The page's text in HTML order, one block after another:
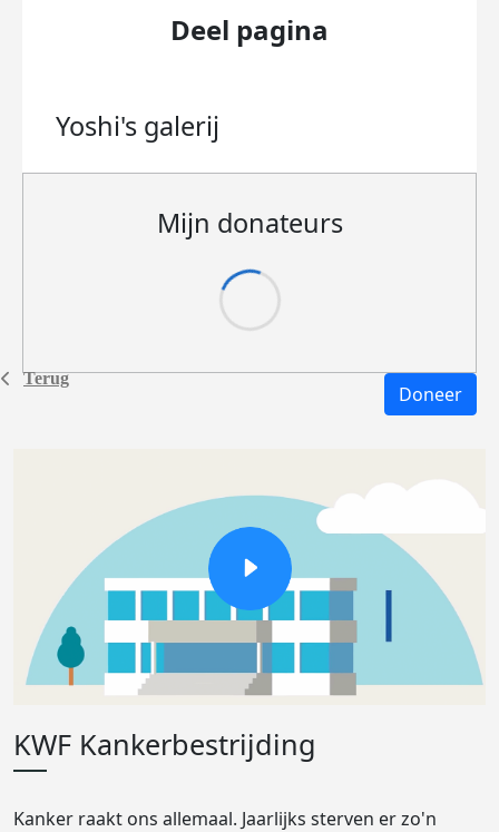
Terug
Deel pagina
Yoshi's galerij
Mijn donateurs
Doneer
KWF Kankerbestrijding
Kanker raakt ons allemaal. Jaarlijks sterven er zo'n